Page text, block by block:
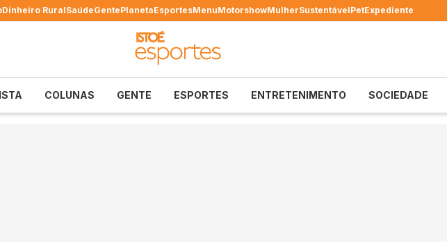
Dinheiro RuralSaúdeGentePlanetaEsportesMenuMotorshowMulherSustentávelPetExpediente
COLUNAS GENTE ESPORTES ENTRETENIMENTO SOCIEDADE